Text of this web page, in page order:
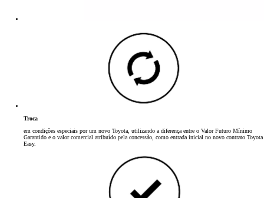
Troca
em condições especiais por um novo Toyota, utilizando a diferença entre o Valor Futuro Mínimo
Garantido e o valor comercial atribuído pela concessão, como entrada inicial no novo contrato Toyota
Easy.